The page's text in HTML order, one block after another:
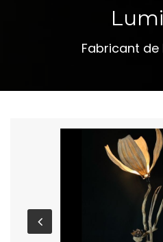
Fabricant de